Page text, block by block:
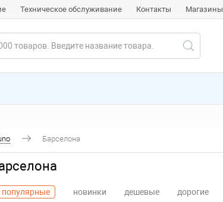
Техническое обслуживание Контакты Магазины
Барселона
популярные новинки дешевые дорогие